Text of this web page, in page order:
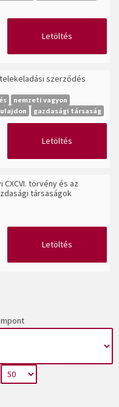
Letöltés
szerződés
nemzeti vagyon
gazdasági társaság
Letöltés
törvény és az
társaságok
Letöltés